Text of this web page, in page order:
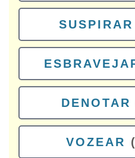
SUSPIRAR
DENOTAR
VOZEAR